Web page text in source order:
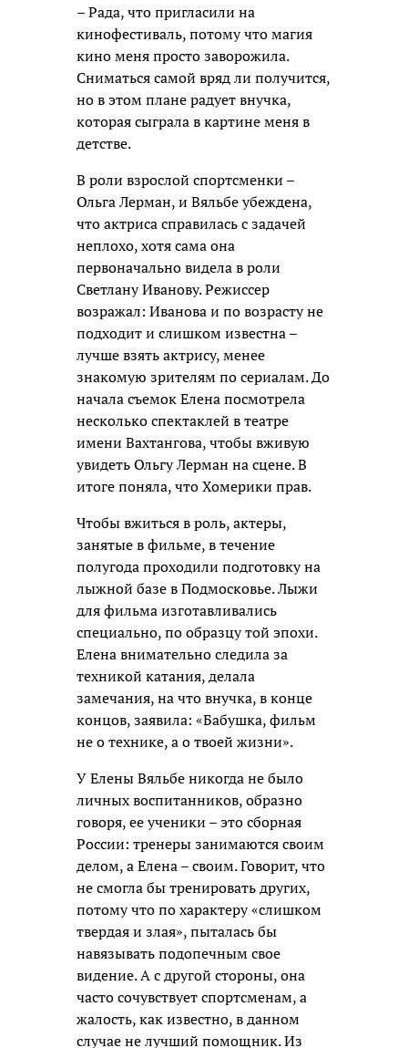
– Рада, что пригласили на
кинофестиваль, потому что магия
кино меня просто заворожила.
Сниматься самой вряд ли получится,
но в этом плане радует внучка,
которая сыграла в картине меня в
детстве.
В роли взрослой спортсменки –
Ольга Лерман, и Вяльбе убеждена,
что актриса справилась с задачей
неплохо, хотя сама она
первоначально видела в роли
Светлану Иванову. Режиссер
возражал: Иванова и по возрасту не
подходит и слишком известна –
лучше взять актрису, менее
знакомую зрителям по сериалам. До
начала съемок Елена посмотрела
несколько спектаклей в театре
имени Вахтангова, чтобы вживую
увидеть Ольгу Лерман на сцене. В
итоге поняла, что Хомерики прав.
Чтобы вжиться в роль, актеры,
занятые в фильме, в течение
полугода проходили подготовку на
лыжной базе в Подмосковье. Лыжи
для фильма изготавливались
специально, по образцу той эпохи.
Елена внимательно следила за
техникой катания, делала
замечания, на что внучка, в конце
концов, заявила: «Бабушка, фильм
не о технике, а о твоей жизни».
У Елены Вяльбе никогда не было
личных воспитанников, образно
говоря, ее ученики – это сборная
России: тренеры занимаются своим
делом, а Елена – своим. Говорит, что
не смогла бы тренировать других,
потому что по характеру «слишком
твердая и злая», пыталась бы
навязывать подопечным свое
видение. А с другой стороны, она
часто сочувствует спортсменам, а
жалость, как известно, в данном
случае не лучший помощник. Из